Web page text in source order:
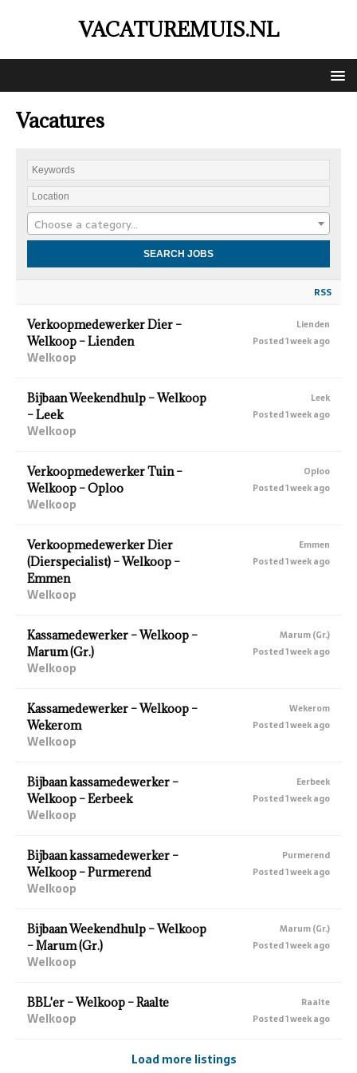
VACATUREMUIS.NL
Vacatures
Choose a category…
RSS
Verkoopmedewerker Dier –
Welkoop – Lienden
Welkoop
Lienden
Posted 1 week ago
Bijbaan Weekendhulp – Welkoop
– Leek
Welkoop
Leek
Posted 1 week ago
Verkoopmedewerker Tuin –
Welkoop – Oploo
Welkoop
Oploo
Posted 1 week ago
Verkoopmedewerker Dier
(Dierspecialist) – Welkoop –
Emmen
Welkoop
Emmen
Posted 1 week ago
Kassamedewerker – Welkoop –
Marum (Gr.)
Welkoop
Marum (Gr.)
Posted 1 week ago
Kassamedewerker – Welkoop –
Wekerom
Welkoop
Wekerom
Posted 1 week ago
Bijbaan kassamedewerker –
Welkoop – Eerbeek
Welkoop
Eerbeek
Posted 1 week ago
Bijbaan kassamedewerker –
Welkoop – Purmerend
Welkoop
Purmerend
Posted 1 week ago
Bijbaan Weekendhulp – Welkoop
– Marum (Gr.)
Welkoop
Marum (Gr.)
Posted 1 week ago
BBL'er – Welkoop – Raalte
Welkoop
Raalte
Posted 1 week ago
Load more listings